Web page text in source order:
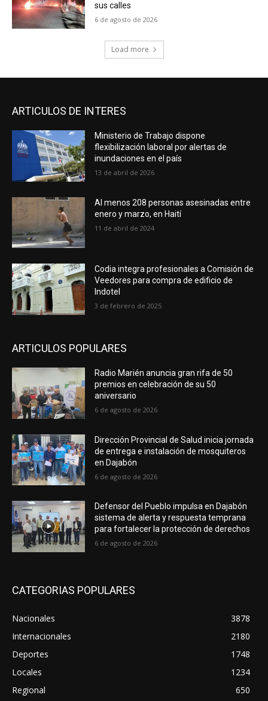
sus calles
6 de agosto de 2026
Load more
ARTICULOS DE INTERES
Ministerio de Trabajo dispone
flexibilización laboral por alertas de
inundaciones en el país
13 de abril de 2026
Al menos 208 personas asesinadas entre
enero y marzo, en Haití
11 de abril de 2024
Codia integra profesionales a Comisión de
Veedores para compra de edificio de
Indotel
3 de febrero de 2025
ARTICULOS POPULARES
Radio Marién anuncia gran rifa de 50
premios en celebración de su 50
aniversario
6 de agosto de 2026
Dirección Provincial de Salud inicia jornada
de entrega e instalación de mosquiteros
en Dajabón
6 de agosto de 2026
Defensor del Pueblo impulsa en Dajabón
sistema de alerta y respuesta temprana
para fortalecer la protección de derechos
6 de agosto de 2026
CATEGORIAS POPULARES
Nacionales
3878
Internacionales
2180
Deportes
1748
Locales
1234
Regional
650